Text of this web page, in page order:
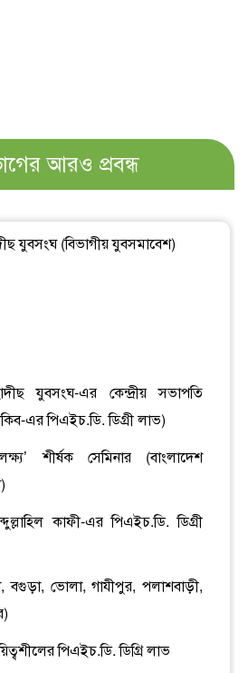
আরও প্রবন্ধ
যুবসংঘ (বিভাগীয় যুবসমাবেশ)
যুবসংঘ-এর কেন্দ্রীয় সভাপতি
এর পিএইচ.ডি. ডিগ্রী লাভ)
শীর্ষক সেমিনার (বাংলাদেশ
কাফী-এর পিএইচ.ডি. ডিগ্রী
বগুড়া, ভোলা, গাযীপুর, পলাশবাড়ী,
পিএইচ.ডি. ডিগ্রি লাভ